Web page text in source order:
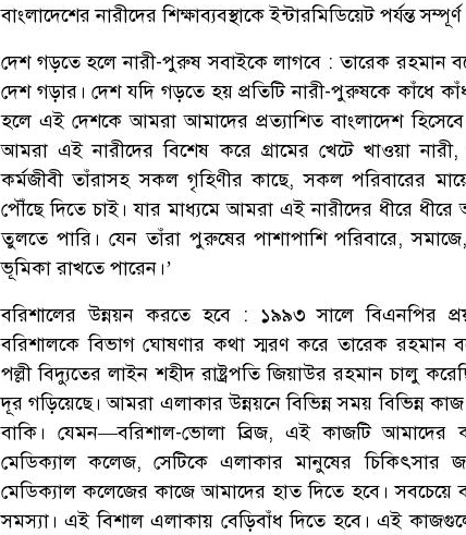
বাংলাদেশের নারীদের শিক্ষাব্যবস্থাকে ইন্টারমিডিয়েট পর্যন্ত
দেশ গড়তে হলে নারী-পুরুষ সবাইকে লাগবে : তারেক
দেশ গড়ার। দেশ যদি গড়তে হয় প্রতিটি নারী-পুরুষকে কাঁধে
হলে এই দেশকে আমরা আমাদের প্রত্যাশিত বাংলাদেশ
আমরা এই নারীদের বিশেষ করে গ্রামের খেটে খাওয়া
কর্মজীবী তাঁরাসহ সকল গৃহিণীর কাছে, সকল পরিবারের
পৌঁছে দিতে চাই। যার মাধ্যমে আমরা এই নারীদের ধীরে ধীরে
তুলতে পারি। যেন তাঁরা পুরুষের পাশাপাশি পরিবারে,
ভূমিকা রাখতে পারেন।’
বরিশালের উন্নয়ন করতে হবে : ১৯৯৩ সালে বিএনপির
বরিশালকে বিভাগ ঘোষণার কথা স্মরণ করে তারেক রহমান
পল্লী বিদ্যুতের লাইন শহীদ রাষ্ট্রপতি জিয়াউর রহমান চালু
দূর গড়িয়েছে। আমরা এলাকার উন্নয়নে বিভিন্ন সময় বিভিন্ন
বাকি। যেমন—বরিশাল-ভোলা ব্রিজ, এই কাজটি আমাদের
মেডিক্যাল কলেজ, সেটিকে এলাকার মানুষের চিকিৎসার
মেডিক্যাল কলেজের কাজে আমাদের হাত দিতে হবে।
সমস্যা। এই বিশাল এলাকায় বেড়িবাঁধ দিতে হবে। এই